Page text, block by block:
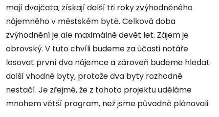
mají dvojčata, získají další tři roky zvýhodněného
nájemného v městském bytě. Celková doba
zvýhodnění je ale maximálně devět let. Zájem je
obrovský. V tuto chvíli budeme za účasti notáře
losovat první dva nájemce a zároveň budeme hledat
další vhodné byty, protože dva byty rozhodně
nestačí. Je zřejmé, že z tohoto projektu uděláme
mnohem větší program, než jsme původně plánovali.